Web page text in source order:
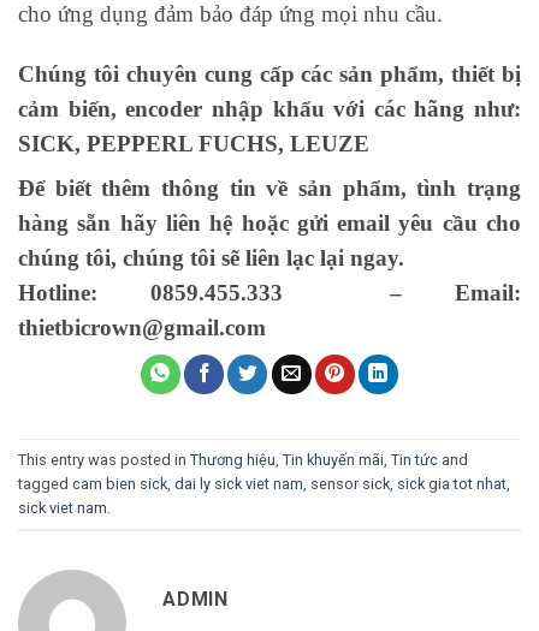
cho ứng dụng đảm bảo đáp ứng mọi nhu cầu.
Chúng tôi chuyên cung cấp các sản phẩm, thiết bị
cảm biến, encoder nhập khẩu với các hãng như:
SICK, PEPPERL FUCHS, LEUZE
Để biết thêm thông tin về sản phẩm, tình trạng
hàng sẵn hãy liên hệ hoặc gửi email yêu cầu cho
chúng tôi, chúng tôi sẽ liên lạc lại ngay.
Hotline: 0859.455.333 – Email:
thietbicrown@gmail.com
This entry was posted in Thương hiệu Tin khuyến mãi Tin tức and
tagged cam bien sick dai ly sick viet nam sensor sick sick gia tot nhat
sick viet nam
ADMIN